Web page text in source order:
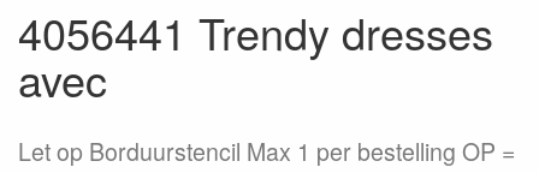
4056441 Trendy dresses
avec
Let op Borduurstencil Max 1 per bestelling OP =